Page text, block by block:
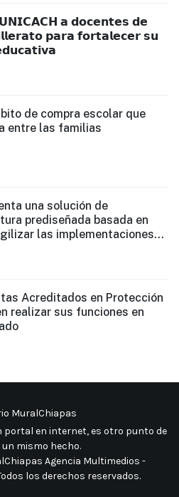
𝗮 𝗱𝗼𝗰𝗲𝗻𝘁𝗲𝘀 𝗱𝗲
𝗽𝗮𝗿𝗮 𝗳𝗼𝗿𝘁𝗮𝗹𝗲𝗰𝗲𝗿 𝘀𝘂
de compra escolar que
entre las familias
una solución de
prediseñada basada en
las implementaciones
datos en el borde y de IA en
Acreditados en Protección
realizar sus funciones en
MuralChiapas
portal en internet, es otro punto de
un mismo hecho.
Agencia Multimedios -
los derechos reservados.